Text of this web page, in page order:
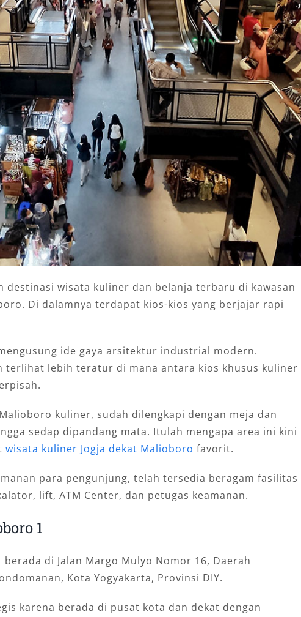
destinasi wisata kuliner dan belanja terbaru di kawasan
Di dalamnya terdapat kios-kios yang berjajar rapi
ide gaya arsitektur industrial modern.
terlihat lebih teratur di mana antara kios khusus kuliner
kuliner, sudah dilengkapi dengan meja dan
sedap dipandang mata. Itulah mengapa area ini kini
wisata kuliner Jogja dekat Malioboro favorit.
para pengunjung, telah tersedia beragam fasilitas
lift, ATM Center, dan petugas keamanan.
1
di Jalan Margo Mulyo Nomor 16, Daerah
Kota Yogyakarta, Provinsi DIY.
karena berada di pusat kota dan dekat dengan